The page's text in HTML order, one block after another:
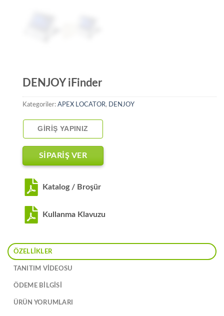
DENJOY iFinder
Kategoriler: APEX LOCATOR, DENJOY
GIRIŞ YAPINIZ
SİPARİŞ VER
Katalog / Broşür
Kullanma Klavuzu
ÖZELLIKLER
TANITIM VIDEOSU
ÖDEME BİLGİSİ
ÜRÜN YORUMLARI